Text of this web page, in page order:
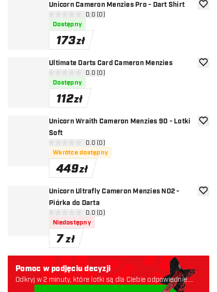
Unicorn Cameron Menzies Pro - Dart Shirt
otwórz panel recenzji
0 gwiazdki oceny0.0 (0)
Dostępny
173zł
Ultimate Darts Card Cameron Menzies
otwórz panel recenzji
0 gwiazdki oceny0.0 (0)
Dostępny
112zł
Unicorn Wraith Cameron Menzies 90 - Lotki
Soft
otwórz panel recenzji
0 gwiazdki oceny0.0 (0)
Wkrótce dostępny
449zł
Unicorn Ultrafly Cameron Menzies NO2 -
Piórka do Darta
otwórz panel recenzji
0 gwiazdki oceny0.0 (0)
Niedostępny
7 zł
Pomoc w podjęciu decyzji
Odkryj w 2 minuty, które lotki są dla Ciebie odpowiednie.